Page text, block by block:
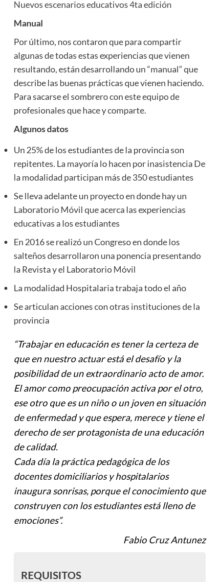
Nuevos escenarios educativos 4ta edición
Manual
Por último, nos contaron que para compartir
algunas de todas estas experiencias que vienen
resultando, están desarrollando un “manual” que
describe las buenas prácticas que vienen haciendo.
Para sacarse el sombrero con este equipo de
profesionales que hace y comparte.
Algunos datos
Un 25% de los estudiantes de la provincia son
repitentes. La mayoría lo hacen por inasistencia De
la modalidad participan más de 350 estudiantes
Se lleva adelante un proyecto en donde hay un
Laboratorio Móvil que acerca las experiencias
educativas a los estudiantes
En 2016 se realizó un Congreso en donde los
salteños desarrollaron una ponencia presentando
la Revista y el Laboratorio Móvil
La modalidad Hospitalaria trabaja todo el año
Se articulan acciones con otras instituciones de la
provincia
“Trabajar en educación es tener la certeza de
que en nuestro actuar está el desafío y la
posibilidad de un extraordinario acto de amor.
El amor como preocupación activa por el otro,
ese otro que es un niño o un joven en situación
de enfermedad y que espera, merece y tiene el
derecho de ser protagonista de una educación
de calidad.
Cada día la práctica pedagógica de los
docentes domiciliarios y hospitalarios
inaugura sonrisas, porque el conocimiento que
construyen con los estudiantes está lleno de
emociones”.
Fabio Cruz Antunez
REQUISITOS